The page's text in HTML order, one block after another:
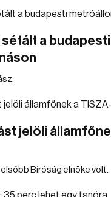
a budapesti
jelöli
Bíróság elnöke volt.